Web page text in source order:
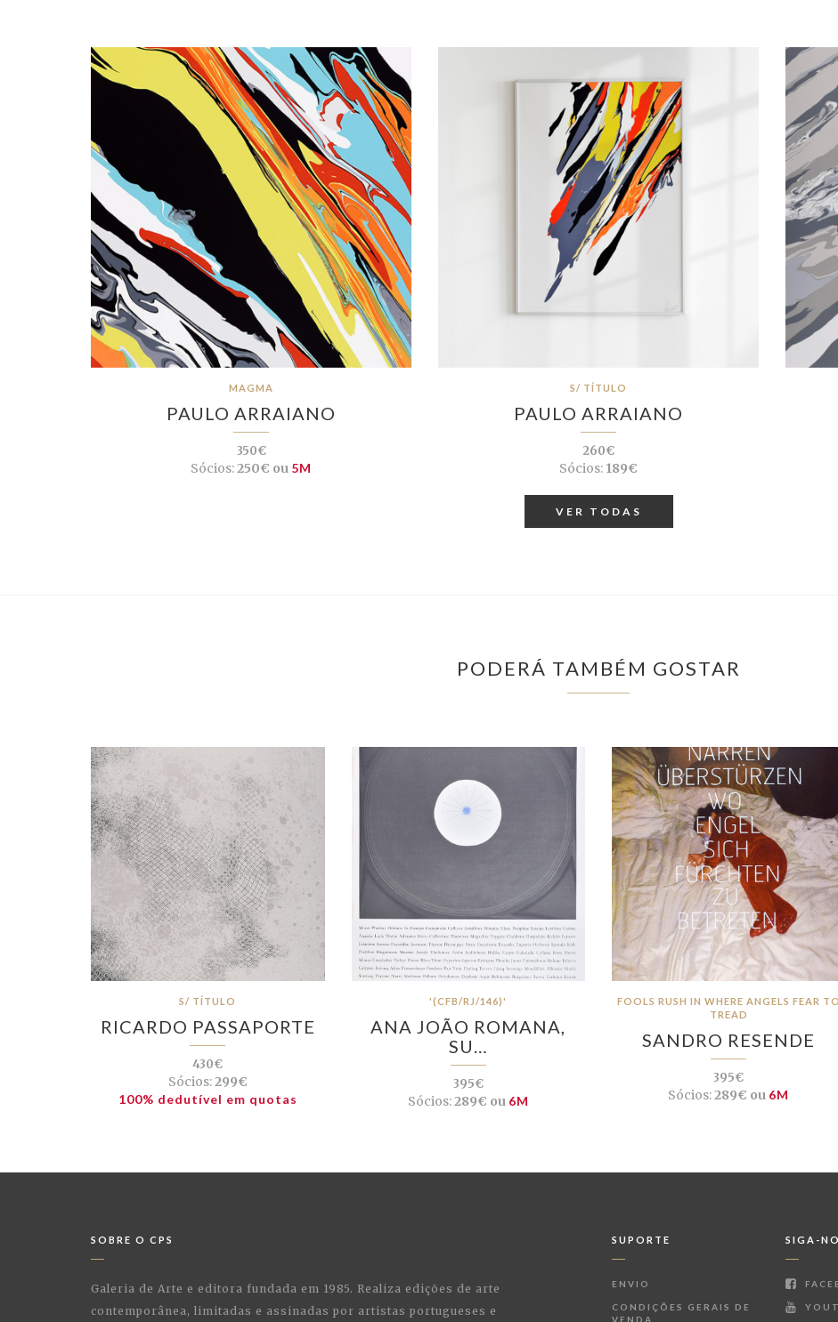
MAGMA
PAULO ARRAIANO
350€
Sócios:250€ ou 5M
S/ TÍTULO
PAULO ARRAIANO
260€
Sócios: 189€
VER TODAS
PODERÁ TAMBÉM GOSTAR
S/ TÍTULO
RICARDO PASSAPORTE
430€
Sócios:299€
100% dedutível em quotas
'(CFB/RJ/146)'
ANA JOÃO ROMANA,
SU…
395€
Sócios:289€ ou 6M
FOOLS RUSH IN WHERE ANGELS FEAR TO
TREAD
SANDRO RESENDE
395€
Sócios:289€ ou 6M
SOBRE O CPS
Galeria de Arte e editora fundada em 1985. Realiza edições de arte
contemporânea, limitadas e assinadas por artistas portugueses e
SUPORTE
ENVIO
CONDIÇÕES GERAIS DE
VENDA
SIGA-